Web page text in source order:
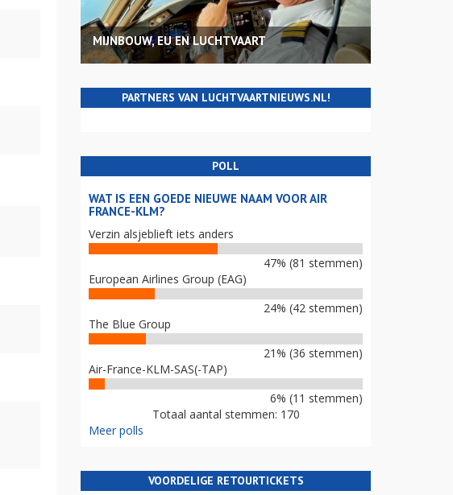
MIJNBOUW, EU EN LUCHTVAART
PARTNERS VAN LUCHTVAARTNIEUWS.NL!
POLL
WAT IS EEN GOEDE NIEUWE NAAM VOOR AIR
FRANCE-KLM?
Verzin alsjeblieft iets anders
47% (81 stemmen)
European Airlines Group (EAG)
24% (42 stemmen)
The Blue Group
21% (36 stemmen)
Air-France-KLM-SAS(-TAP)
6% (11 stemmen)
Totaal aantal stemmen: 170
Meer polls
VOORDELIGE RETOURTICKETS